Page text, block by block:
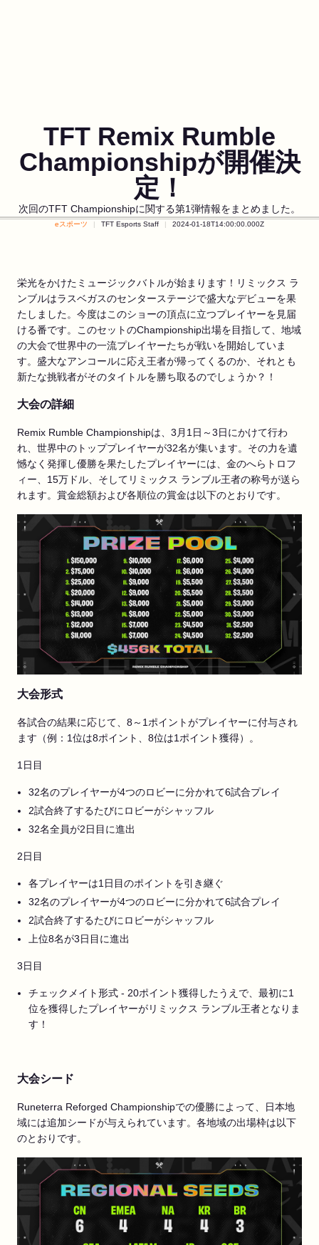
TFT Remix Rumble
Championshipが開催決
定！
次回のTFT Championshipに関する第1弾情報をまとめました。
eスポーツ TFT Esports Staff 2024-01-18T14:00:00.000Z
栄光をかけたミュージックバトルが始まります！リミックス ラ
ンブルはラスベガスのセンターステージで盛大なデビューを果
たしました。今度はこのショーの頂点に立つプレイヤーを見届
ける番です。このセットのChampionship出場を目指して、地域
の大会で世界中の一流プレイヤーたちが戦いを開始していま
す。盛大なアンコールに応え王者が帰ってくるのか、それとも
新たな挑戦者がそのタイトルを勝ち取るのでしょうか？！
大会の詳細
Remix Rumble Championshipは、3月1日～3日にかけて行わ
れ、世界中のトッププレイヤーが32名が集います。その力を遺
憾なく発揮し優勝を果たしたプレイヤーには、金のへらトロフ
ィー、15万ドル、そしてリミックス ランブル王者の称号が送ら
れます。賞金総額および各順位の賞金は以下のとおりです。
大会形式
各試合の結果に応じて、8～1ポイントがプレイヤーに付与され
ます（例：1位は8ポイント、8位は1ポイント獲得）。
1日目
32名のプレイヤーが4つのロビーに分かれて6試合プレイ
2試合終了するたびにロビーがシャッフル
32名全員が2日目に進出
2日目
各プレイヤーは1日目のポイントを引き継ぐ
32名のプレイヤーが4つのロビーに分かれて6試合プレイ
2試合終了するたびにロビーがシャッフル
上位8名が3日目に進出
3日目
チェックメイト形式 - 20ポイント獲得したうえで、最初に1
位を獲得したプレイヤーがリミックス ランブル王者となりま
す！
大会シード
Runeterra Reforged Championshipでの優勝によって、日本地
域には追加シードが与えられています。各地域の出場枠は以下
のとおりです。